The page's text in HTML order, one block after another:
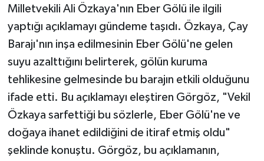
Milletvekili Ali Özkaya'nın Eber Gölü ile ilgili
yaptığı açıklamayı gündeme taşıdı. Özkaya, Çay
Barajı'nın inşa edilmesinin Eber Gölü'ne gelen
suyu azalttığını belirterek, gölün kuruma
tehlikesine gelmesinde bu barajın etkili olduğunu
ifade etti. Bu açıklamayı eleştiren Görgöz, "Vekil
Özkaya sarfettiği bu sözlerle, Eber Gölü'ne ve
doğaya ihanet edildiğini de itiraf etmiş oldu"
şeklinde konuştu. Görgöz, bu açıklamanın,